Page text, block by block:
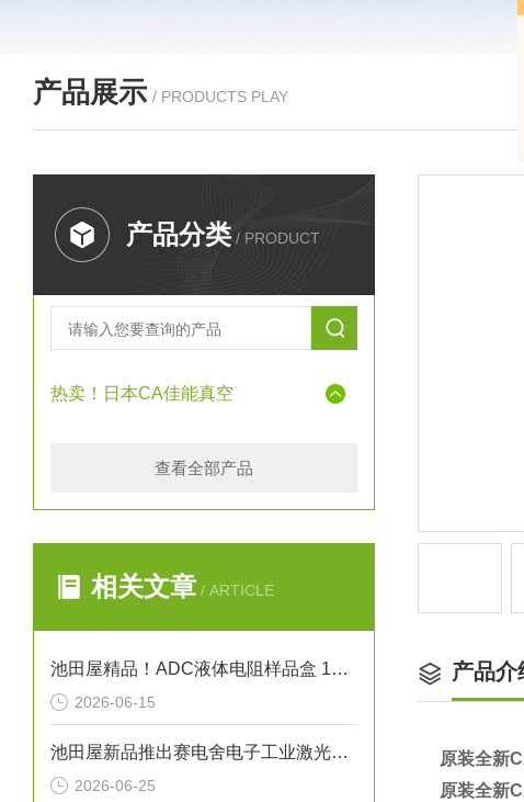
产品展示 / PRODUCTS PLAY
产品分类 / PRODUCT
热卖！日本CA佳能真空
查看全部产品
相关文章 / ARTICLE
池田屋精品！ADC液体电阻样品盒 12707 参数介绍
2026-06-15
池田屋新品推出赛电舍电子工业激光修边系统 LS-C6A0307
2026-06-25
产品介
原装全新
原装全新